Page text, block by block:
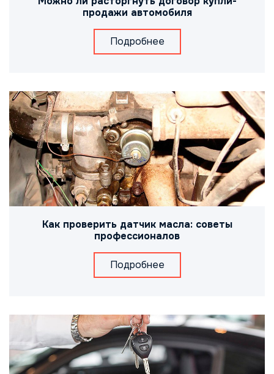
продажи автомобиля
Подробнее
Как проверить датчик масла: советы
профессионалов
Подробнее